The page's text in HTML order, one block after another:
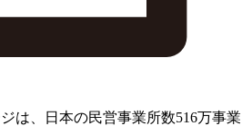
は、日本の民営事業所数516万事業